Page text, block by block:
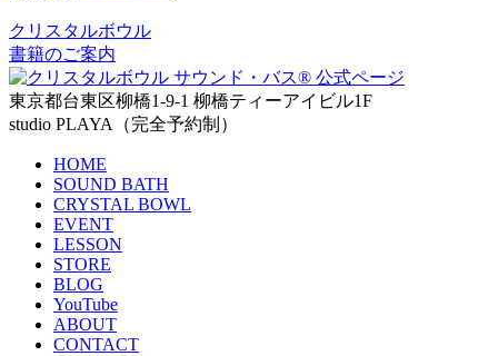
クリスタルボウル
書籍のご案内
東京都台東区柳橋1-9-1 柳橋ティーアイビル1F
studio PLAYA（完全予約制）
HOME
SOUND BATH
CRYSTAL BOWL
EVENT
LESSON
STORE
BLOG
YouTube
ABOUT
CONTACT